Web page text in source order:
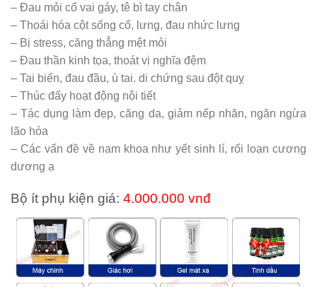
– Đau mỏi cổ vai gáy, tê bì tay chân
– Thoái hóa cột sống cổ, lưng, đau nhức lưng
– Bị stress, căng thẳng mệt mỏi
– Đau thần kinh tọa, thoát vị nghĩa đệm
– Tai biến, đau đầu, ù tai. di chứng sau đột quỵ
– Thúc đẩy hoạt động nội tiết
– Tác dụng làm đẹp, căng da, giảm nếp nhăn, ngăn ngừa
lão hóa
– Các vấn đề về nam khoa như yết sinh lí, rối loạn cương
dương ạ
Bộ ít phụ kiện giá: 4.000.000 vnđ